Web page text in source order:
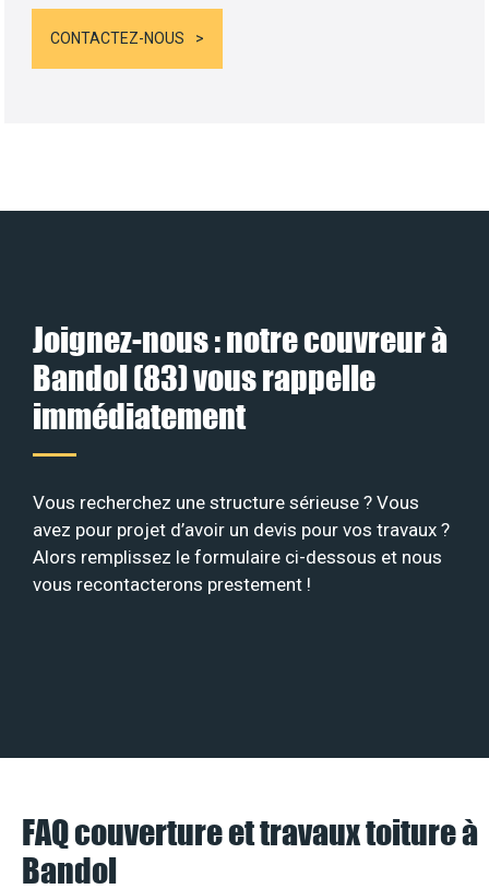
CONTACTEZ-NOUS
Joignez-nous : notre couvreur à
Bandol (83) vous rappelle
immédiatement
Vous recherchez une structure sérieuse ? Vous
avez pour projet d’avoir un devis pour vos travaux ?
Alors remplissez le formulaire ci-dessous et nous
vous recontacterons prestement !
FAQ couverture et travaux toiture à
Bandol